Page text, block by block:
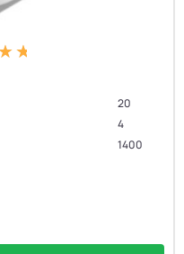
20
4
1400